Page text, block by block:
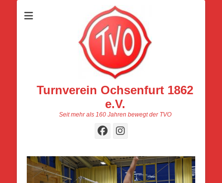
Turnverein Ochsenfurt 1862
e.V.
Seit mehr als 160 Jahren bewegt der TVO
Facebook
Instagram